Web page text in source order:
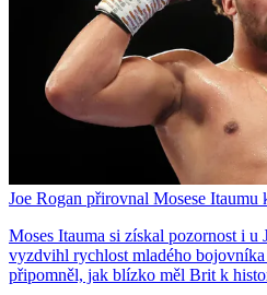
Joe Rogan přirovnal Mosese
Moses Itauma si získal pozornost i u
vyzdvihl rychlost mladého bojovníka
připomněl, jak blízko měl Brit k